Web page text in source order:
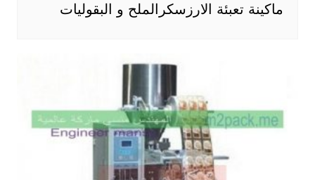
ماكينة تعبئة الارزسكرالملح و البقوليات